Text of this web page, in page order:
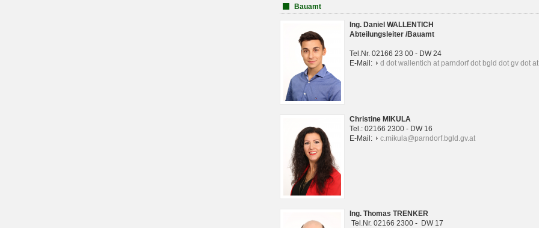
Bauamt
Ing. Daniel WALLENTICH
Abteilungsleiter /Bauamt
Tel.Nr. 02166 23 00 - DW 24
E-Mail:
d dot wallentich at parndorf dot bgld dot gv dot at
Christine MIKULA
Tel.: 02166 2300 - DW 16
E-Mail:
c.mikula@parndorf.bgld.gv.at
Ing. Thomas TRENKER
Tel.Nr. 02166 2300 - DW 17